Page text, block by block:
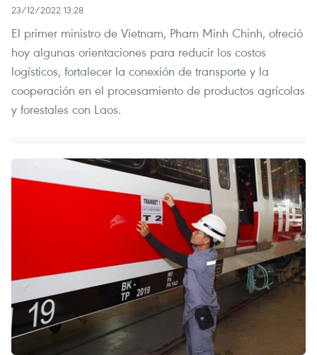
23/12/2022 13:28
El primer ministro de Vietnam, Pham Minh Chinh, ofreció
hoy algunas orientaciones para reducir los costos
logísticos, fortalecer la conexión de transporte y la
cooperación en el procesamiento de productos agrícolas
y forestales con Laos.